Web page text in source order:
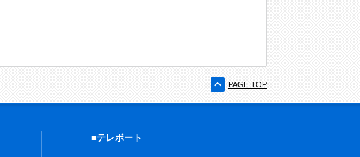
PAGE TOP
■テレボート